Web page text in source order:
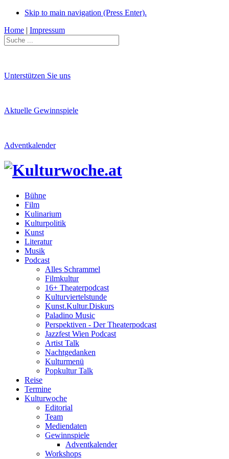
Skip to main navigation (Press Enter).
Home | Impressum
Unterstützen Sie uns
Aktuelle Gewinnspiele
Adventkalender
Bühne
Film
Kulinarium
Kulturpolitik
Kunst
Literatur
Musik
Podcast
Alles Schrammel
Filmkultur
16+ Theaterpodcast
Kulturviertelstunde
Kunst.Kultur.Diskurs
Paladino Music
Perspektiven - Der Theaterpodcast
Jazzfest Wien Podcast
Artist Talk
Nachtgedanken
Kulturmenü
Popkultur Talk
Reise
Termine
Kulturwoche
Editorial
Team
Mediendaten
Gewinnspiele
Adventkalender
Workshops